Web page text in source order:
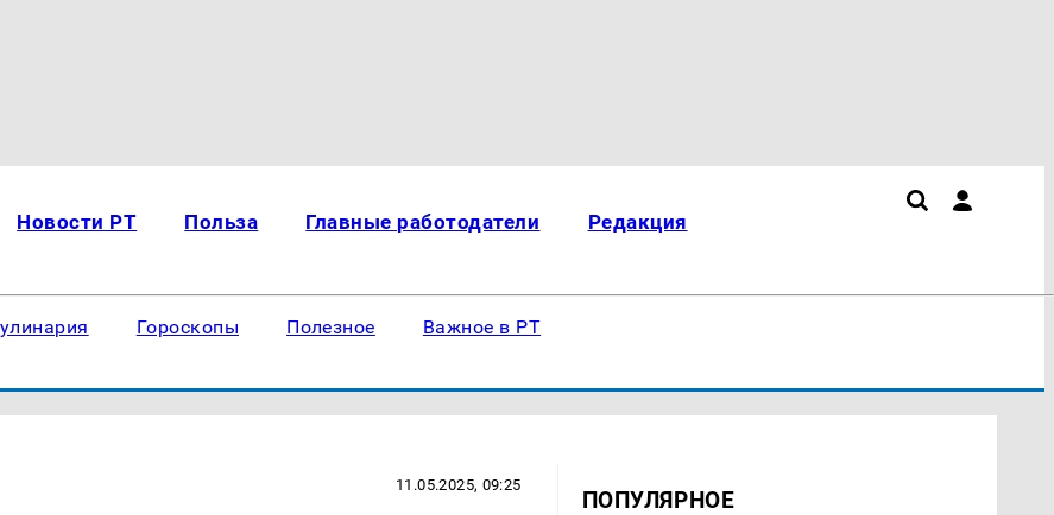
Новости РТ Польза Главные работодатели Редакция
Гороскопы Полезное Важное в РТ
11.05.2025, 09:25
ПОПУЛЯРНОЕ